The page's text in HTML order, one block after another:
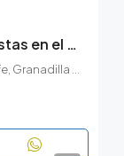
Terreno rústico con preciosas vistas en el Desierto, Granadilla de Abona